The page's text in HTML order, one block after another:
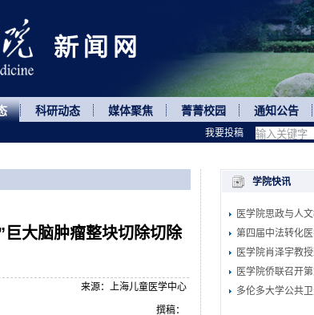
科研动态 媒体聚焦 菁菁校园 通知公告
大脑肿瘤整块切除切除
来源：上海儿童医学中心
撰稿：
学院快讯
医学院思政与人
第四届中法转化
医学院肖泽宇教
医学院侨联召开
多伦多大学公共
我要投稿